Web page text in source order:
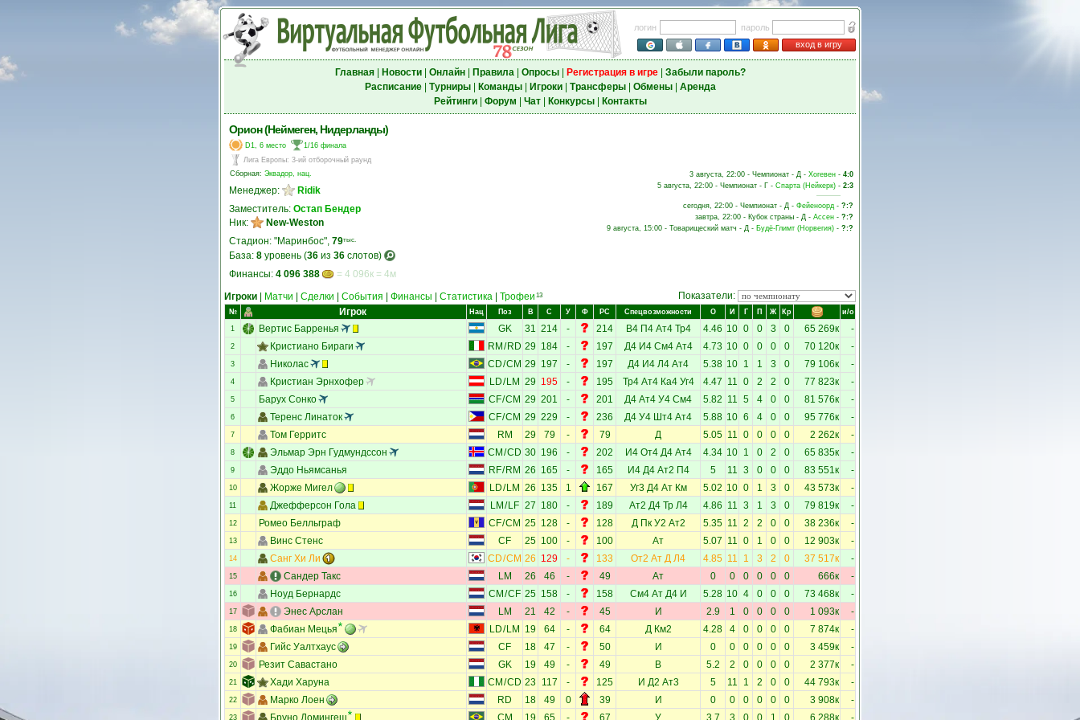
логин
пароль
вход в игру
Главная| Новости| Онлайн| Правила| Опросы| Регистрация в игре| Забыли пароль?
Расписание| Турниры| Команды| Игроки| Трансферы| Обмены| Аренда
Рейтинги| Форум Чат| Конкурсы| Контакты
Орион (Неймеген, Нидерланды)
D1, 6 место
1/16 финала
Лига Европы: 3-ий отборочный раунд
Сборная: Эквадор, нац.
Менеджер:
Ridik
Заместитель: Остап Бендер
Ник:
New-Weston
Стадион: "Маринбос", 79тыс.
База: 8 уровень (36 из 36 слотов)
Финансы: 4 096 388 = 4 096к = 4м
3 августа, 22:00 - Чемпионат - Д - Хогевен - 4:0
5 августа, 22:00 - Чемпионат - Г - Спарта (Нейкерк) - 2:3
сегодня, 22:00 - Чемпионат - Д - Фейеноорд - ?:?
завтра, 22:00 - Кубок страны - Д - Ассен - ?:?
9 августа, 15:00 - Товарищеский матч - Д - Будё-Глимт (Норвегия) - ?:?
Игроки Матчи Сделки События Финансы Статистика Трофеи 13 Показатели:
№ Игрок Нац Поз В С У Ф РС Спецвозможности О И Г П Ж Кр и/о
1 Вертис Барренья GK 31 214 - 214 В4 П4 Ат4 Тр4 4.46 10 0 0 3 0 65 269к -
2 Кристиано Бираги RM / RD 29 184 - 197 Д4 И4 См4 Ат4 4.73 10 0 0 0 0 70 120к -
3 Николас CD/CM 29 197 - 197 Д4 И4 Л4 Ат4 5.38 10 1 1 3 0 79 106к -
4 Кристиан Эрнхофер LD/ LM 29 195 - 195 Тр4 Ат4 Ка4 Уг4 4.47 11 0 2 2 0 77 823к -
5 Барух Сонко CF/CM 29 201 - 201 Д4 Ат4 У4 См4 5.82 11 5 4 0 0 81 576к -
6 Теренс Линаток CF/CM 29 229 - 236 Д4 У4 Шт4 Ат4 5.88 10 6 4 0 0 95 776к -
7 Том Герритс RM 29 79 - 79 Д 5.05 11 0 0 0 0 2 262к -
8 Эльмар Эрн Гудмундссон CM /CD 30 196 - 202 И4 От4 Д4 Ат4 4.34 10 1 0 2 0 65 835к -
9 Эддо Ньямсанья RF/ RM 26 165 - 165 И4 Д4 Ат2 П4 5 11 3 0 0 0 83 551к -
10 Жорже Мигел LD/ LM 26 135 1 167 Уг3 Д4 Ат Км 5.02 10 0 1 3 0 43 573к -
11 Джефферсон Гола LM / LF 27 180 - 189 Ат2 Д4 Тр Л4 4.86 11 3 1 3 0 79 819к -
12 Ромео Белльграф CF/CM 25 128 - 128 Д Пк У2 Ат2 5.35 11 2 2 0 0 38 236к -
13 Винс Стенс CF 25 100 - 100 Ат 5.07 11 0 1 0 0 12 903к -
14 Санг Хи Ли CD/CM 26 129 - 133 От2 Ат Д Л4 4.85 11 1 3 2 0 37 517к -
15 Сандер Такс LM 26 46 - 49 Ат 0 0 0 0 0 0 666к -
16 Ноуд Бернардс CM /CF 25 158 - 158 См4 Ат Д4 И 5.28 10 4 0 0 0 73 468к -
17 Энес Арслан LM 21 42 - 45 И 2.9 1 0 0 0 0 1 093к -
18 Фабиан Мецья LD/ LM 19 64 - 64 Д Км2 4.28 4 0 0 0 0 7 874к -
19 Гийс Уалтхаус CF 18 47 - 50 И 0 0 0 0 0 0 3 459к -
20 Резит Савастано GK 19 49 - 49 В 5.2 2 0 0 0 0 2 377к -
21 Хади Харуна CM /CD 23 117 - 125 И Д2 Ат3 5 11 1 2 0 0 44 793к -
22 Марко Лоен RD 18 49 0 39 И 0 0 0 0 0 0 3 908к -
23 Бруно Домингеш CM 19 65 - 67 У 3.7 3 0 0 1 0 6 288к -